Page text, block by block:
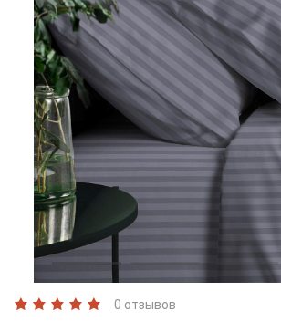
0 отзывов